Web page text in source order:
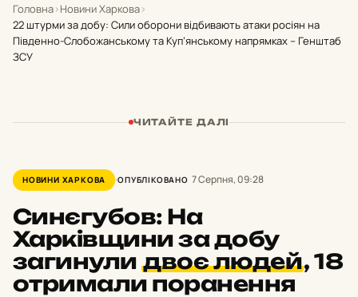
Головна›Новини Харкова›
22 штурми за добу: Сили оборони відбивають атаки росіян на
Південно-Слобожанському та Куп’янському напрямках – Генштаб
ЗСУ
ЧИТАЙТЕ ДАЛІ
НОВИНИ ХАРКОВА ОПУБЛІКОВАНО 7 Серпня, 09:28
Синєгубов: На
Харківщини за добу
загинулидвоє людей,18
отримали поранення